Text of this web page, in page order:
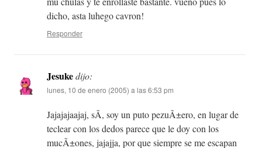
dicho, asta luhego cavron!
Responder
Jesukedijo:
lunes, 10 de enero (2005) a las 6:53 pm
Jajajajaajaj, sÃ­, soy un puto pezuÃ±ero, en lugar de
teclear con los dedos parece que le doy con los
mucÃ±ones, jajajja, por que siempre se me escapan